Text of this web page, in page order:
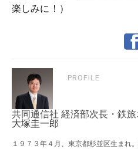
楽しみに！）
PROFILE
共同通信社 経済部次長・鉄
大塚圭一郎
１９７３年４月、東京都杉並区生まれ